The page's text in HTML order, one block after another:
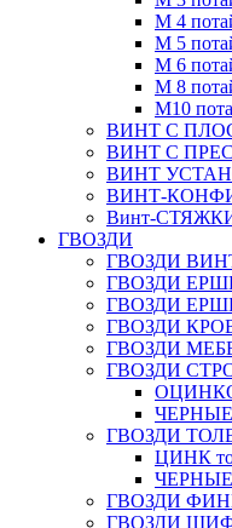
М 4
М 5
М 6
М 8
М10
ВИНТ С
ВИНТ С
ВИНТ
ВИНТ-
Винт-
ГВОЗДИ
ГВОЗДИ
ГВОЗДИ
ГВОЗДИ
ГВОЗДИ
ГВОЗДИ
ГВОЗДИ
ЧЕРНЫЕ
ГВОЗДИ
ЦИНК
ЧЕРНЫЕ
ГВОЗДИ
ГВОЗДИ